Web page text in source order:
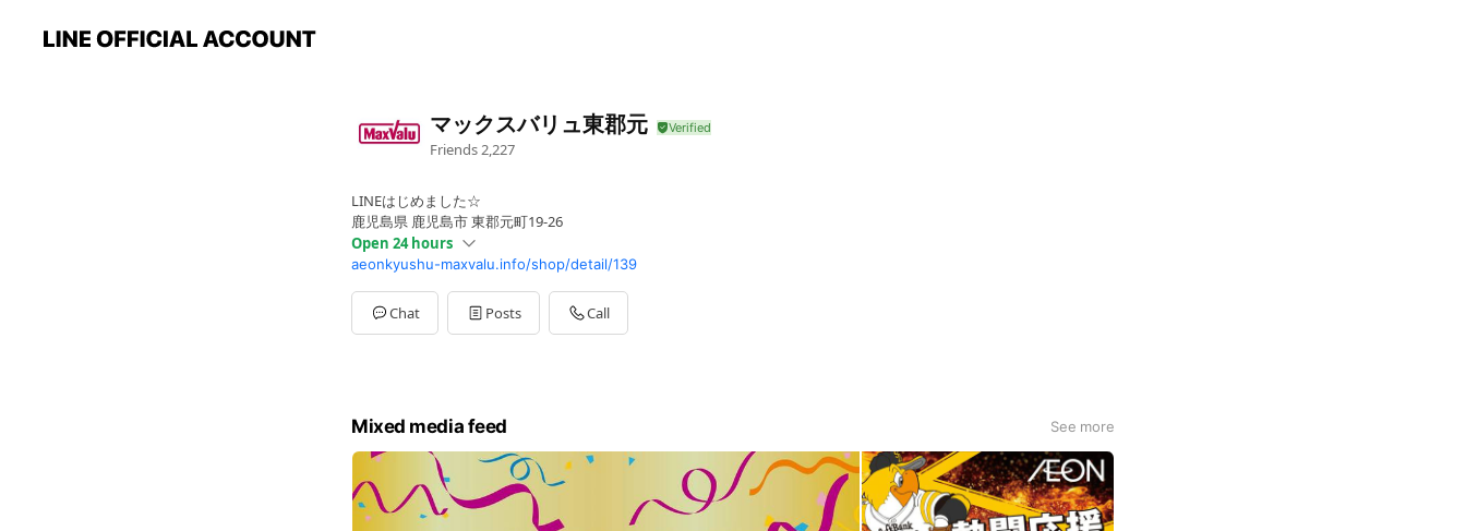
マックスバリュ東郡元
Friends 2,227
LINEはじめました☆
鹿児島県 鹿児島市 東郡元町19-26
Open 24 hours
Sun00:00 - 00:00
Mon00:00 - 00:00
Tue00:00 - 00:00
Wed00:00 - 00:00
aeonkyushu-maxvalu.info/shop/detail/139
Chat Posts Call
Mixed media feed See more